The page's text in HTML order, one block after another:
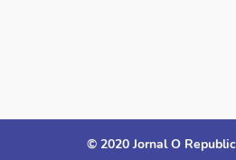
© 2020 Jornal O